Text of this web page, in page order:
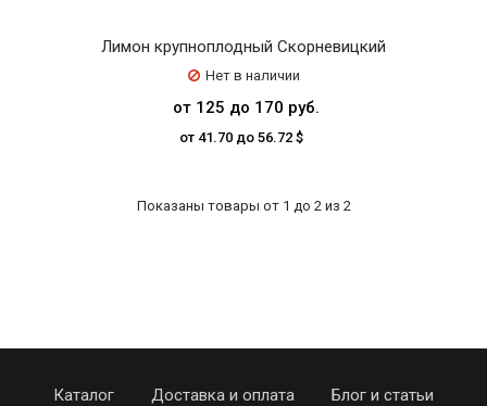
Лимон крупноплодный Скорневицкий
Нет в наличии
от 125 до 170 руб.
от 41.70 до 56.72 $
Показаны товары от 1 до 2 из 2
Каталог Доставка и оплата
Блог и статьи